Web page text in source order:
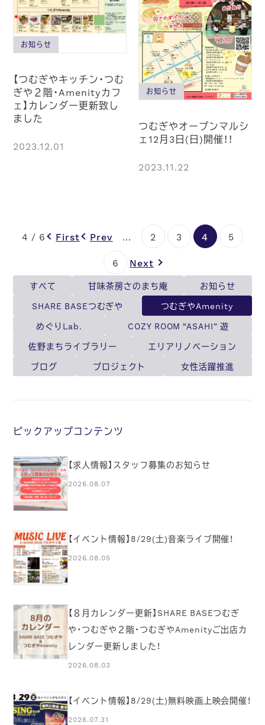
お知らせ
【つむぎやキッチン・つむ
ぎや２階・Amenityカフ
ェ】カレンダー更新致し
ました
2023.12.01
お知らせ
つむぎやオープンマルシ
ェ12月3日(日)開催！！
2023.11.22
4 / 6 First Prev ... 2 3 4
5
6
Next
すべて 甘味茶房さのまち庵
お知らせ
SHARE BASEつむぎや
つむぎやAmenity
めぐりLab.
COZY ROOM “ASAHI” 遊
佐野まちライブラリー
エリアリノベーション
ブログ
プロジェクト 女性活躍推進
ピックアップコンテンツ
【求人情報】スタッフ募集のお知らせ
2026.08.07
【イベント情報】8/29(土)音楽ライブ開催！
2026.08.05
【８月カレンダー更新】SHARE BASEつむぎ
や・つむぎや２階・つむぎやAmenityご出店カ
レンダー更新しました！
2026.08.03
【イベント情報】8/29(土)無料映画上映会開催！
2026.07.31